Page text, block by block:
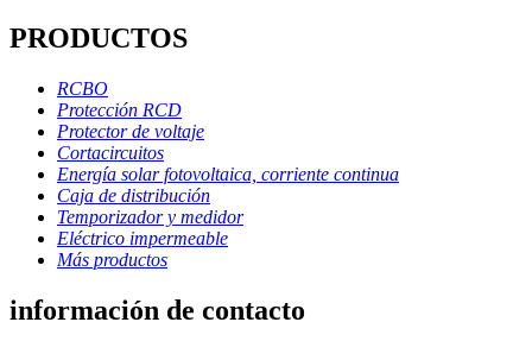
PRODUCTOS
RCBO
Protección RCD
Protector de voltaje
Cortacircuitos
Energía solar fotovoltaica, corriente continua
Caja de distribución
Temporizador y medidor
Eléctrico impermeable
Más productos
información de contacto